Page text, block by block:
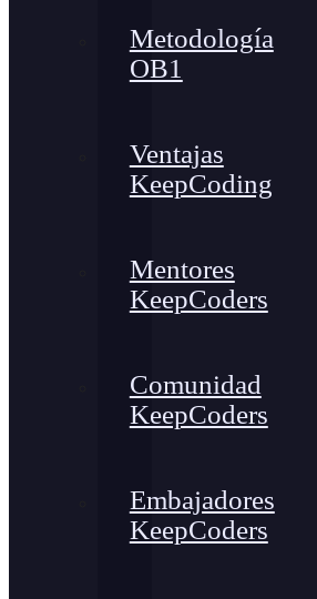
Metodología
OB1
Ventajas
KeepCoding
Mentores
KeepCoders
Comunidad
KeepCoders
Embajadores
KeepCoders